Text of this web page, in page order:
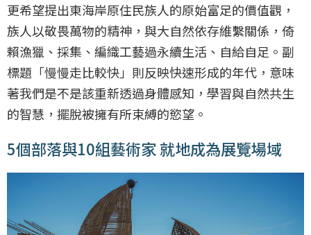
更希望提出東海岸原住民族人的原始富足的價值觀，
族人以敬畏萬物的精神，與大自然依存維繫關係，倚
賴漁獵、採集、編織工藝過永續生活、自給自足。副
標題「慢慢走比較快」則反映快速形成的年代，意味
著我們是不是該重新透過身體感知，學習與自然共生
的智慧，擺脫被擁有所束縛的慾望。
5個部落與10組藝術家 就地成為展覽場域